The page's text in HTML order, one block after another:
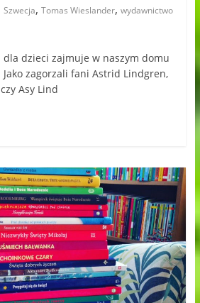
Szwecja, Tomas Wieslander, wydawnictwo
dzieci zajmuje w naszym domu
zagorzali fani Astrid Lindgren,
Asy Lind